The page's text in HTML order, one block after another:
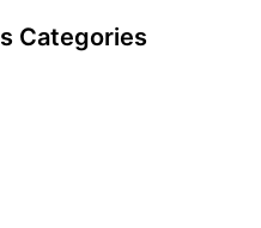
Categories